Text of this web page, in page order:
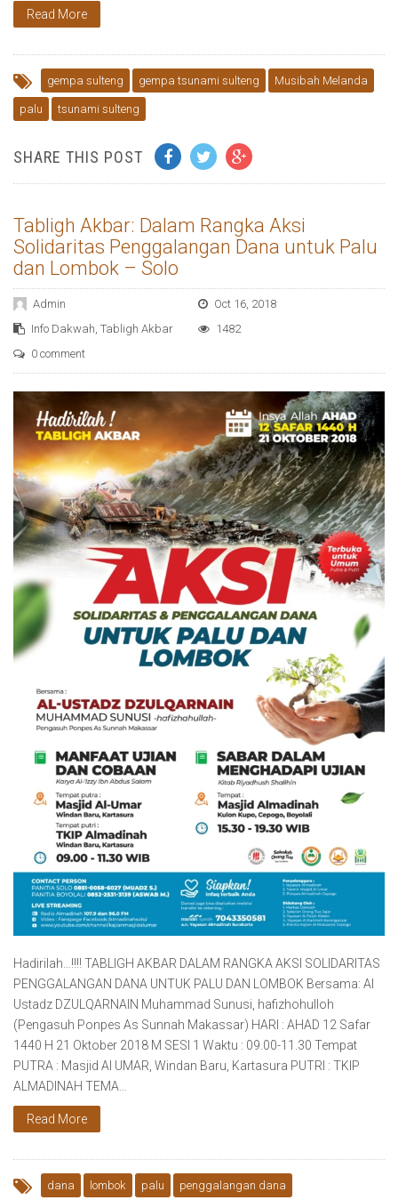
Read More
gempa sulteng gempa tsunami sulteng Musibah Melanda
palu tsunami sulteng
SHARE THIS POST
Tabligh Akbar: Dalam Rangka Aksi
Solidaritas Penggalangan Dana untuk Palu
dan Lombok – Solo
Admin
Oct 16, 2018
Info Dakwah Tabligh Akbar
1482
0 comment
Hadirilah…‼‼ TABLIGH AKBAR DALAM RANGKA AKSI SOLIDARITAS
PENGGALANGAN DANA UNTUK PALU DAN LOMBOK Bersama: Al
Ustadz DZULQARNAIN Muhammad Sunusi, hafizhohulloh
(Pengasuh Ponpes As Sunnah Makassar) HARI : AHAD 12 Safar
1440 H 21 Oktober 2018 M SESI 1 Waktu : 09.00-11.30 Tempat
PUTRA : Masjid Al UMAR, Windan Baru, Kartasura PUTRI : TKIP
ALMADINAH TEMA…
Read More
dana lombok palu penggalangan dana